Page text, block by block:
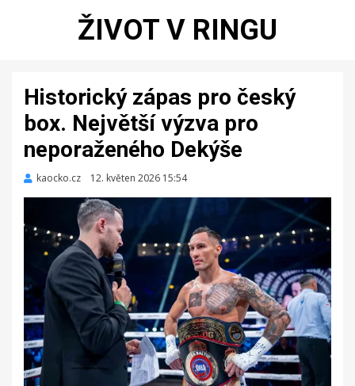
ŽIVOT V RINGU
Historický zápas pro český
box. Největší výzva pro
neporaženého Dekýše
kaocko.cz
Zveřejněno
12. květen 2026 15:54